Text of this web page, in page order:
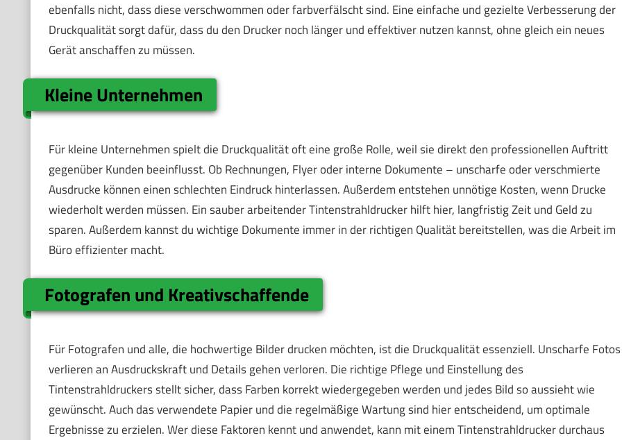
ebenfalls nicht, dass diese verschwommen oder farbverfälscht sind. Eine einfache und gezielte Verbesserung der
Druckqualität sorgt dafür, dass du den Drucker noch länger und effektiver nutzen kannst, ohne gleich ein neues
Gerät anschaffen zu müssen.
Kleine Unternehmen
Für kleine Unternehmen spielt die Druckqualität oft eine große Rolle, weil sie direkt den professionellen Auftritt
gegenüber Kunden beeinflusst. Ob Rechnungen, Flyer oder interne Dokumente – unscharfe oder verschmierte
Ausdrucke können einen schlechten Eindruck hinterlassen. Außerdem entstehen unnötige Kosten, wenn Drucke
wiederholt werden müssen. Ein sauber arbeitender Tintenstrahldrucker hilft hier, langfristig Zeit und Geld zu
sparen. Außerdem kannst du wichtige Dokumente immer in der richtigen Qualität bereitstellen, was die Arbeit im
Büro effizienter macht.
Fotografen und Kreativschaffende
Für Fotografen und alle, die hochwertige Bilder drucken möchten, ist die Druckqualität essenziell. Unscharfe Fotos
verlieren an Ausdruckskraft und Details gehen verloren. Die richtige Pflege und Einstellung des
Tintenstrahldruckers stellt sicher, dass Farben korrekt wiedergegeben werden und jedes Bild so aussieht wie
gewünscht. Auch das verwendete Papier und die regelmäßige Wartung sind hier entscheidend, um optimale
Ergebnisse zu erzielen. Wer diese Faktoren kennt und anwendet, kann mit einem Tintenstrahldrucker durchaus